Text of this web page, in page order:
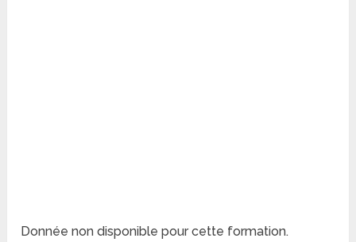
Donnée non disponible pour cette formation.